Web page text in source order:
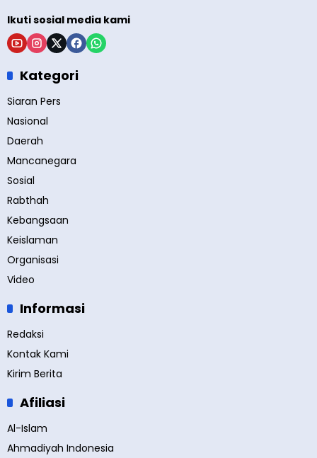
Ikuti sosial media kami
Kategori
Siaran Pers
Nasional
Daerah
Mancanegara
Sosial
Rabthah
Kebangsaan
Keislaman
Organisasi
Video
Informasi
Redaksi
Kontak Kami
Kirim Berita
Afiliasi
Al-Islam
Ahmadiyah Indonesia